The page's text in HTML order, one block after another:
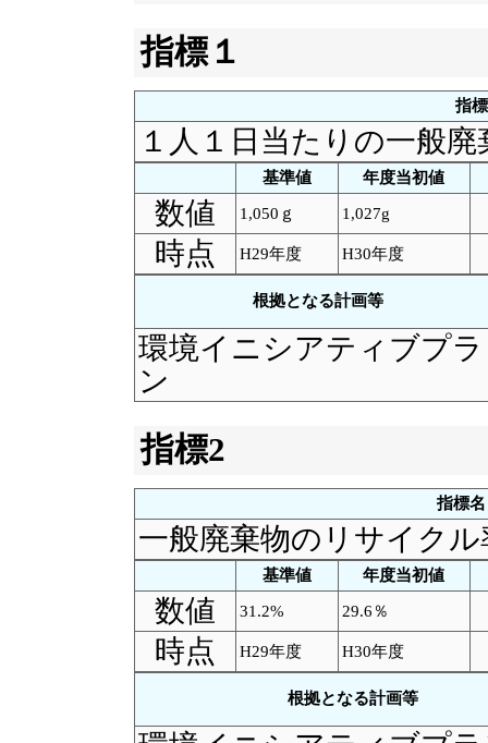
指標１
指
１人１日当たりの一般
基準値 年度当初値
数値 1,050ｇ 1,027g
時点 H29年度 H30年度
根拠となる計画等
環境イニシアティブプラ
ン
指標2
指標名
一般廃棄物のリサイクル
基準値 年度当初値
数値 31.2% 29.6％
時点 H29年度 H30年度
根拠となる計画等